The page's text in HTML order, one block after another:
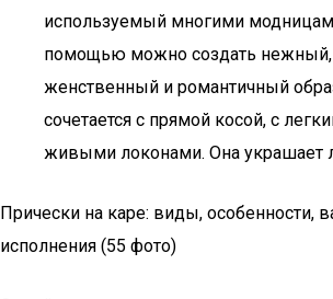
используемый многими
помощью можно создать нежный,
женственный и романтичный
сочетается с прямой косой, с
живыми локонами. Она украшает
Прически на каре: виды, особенности,
исполнения (55 фото)